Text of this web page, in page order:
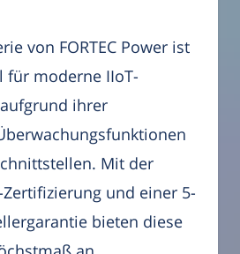
von FORTEC Power ist
für moderne IIoT-
ihrer
Mit der
Zertifizierung und einer 5-
bieten diese